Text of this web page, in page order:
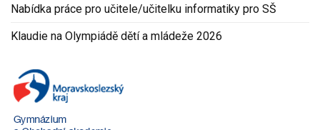
Nabídka práce pro učitele/učitelku informatiky pro SŠ
Klaudie na Olympiádě dětí a mládeže 2026